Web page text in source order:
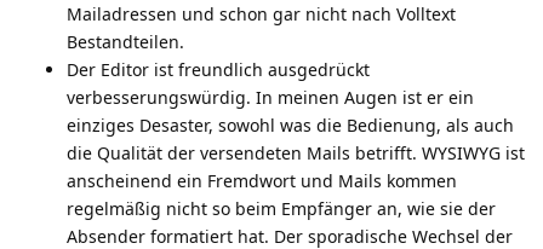
Mailadressen und schon gar nicht nach Volltext
Bestandteilen.
Der Editor ist freundlich ausgedrückt
verbesserungswürdig. In meinen Augen ist er ein
einziges Desaster, sowohl was die Bedienung, als auch
die Qualität der versendeten Mails betrifft. WYSIWYG ist
anscheinend ein Fremdwort und Mails kommen
regelmäßig nicht so beim Empfänger an, wie sie der
Absender formatiert hat. Der sporadische Wechsel der